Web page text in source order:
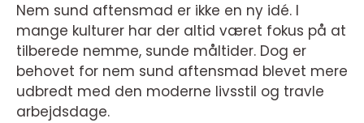
Nem sund aftensmad er ikke en ny idé. I
mange kulturer har der altid været fokus på at
tilberede nemme, sunde måltider. Dog er
behovet for nem sund aftensmad blevet mere
udbredt med den moderne livsstil og travle
arbejdsdage.